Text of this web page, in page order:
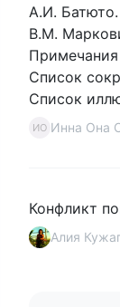
A.И.
B.М.
Список
Список
ИО Инна Она
Конфликт
Алия